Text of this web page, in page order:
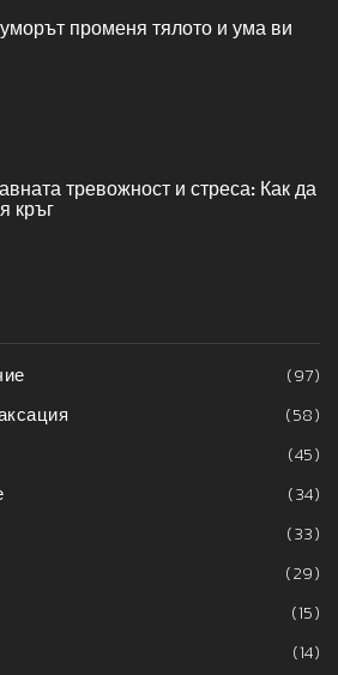
променя тялото и ума ви
тревожност и стреса: Как да
кръг
(97)
(58)
(45)
(34)
(33)
(29)
(15)
(14)